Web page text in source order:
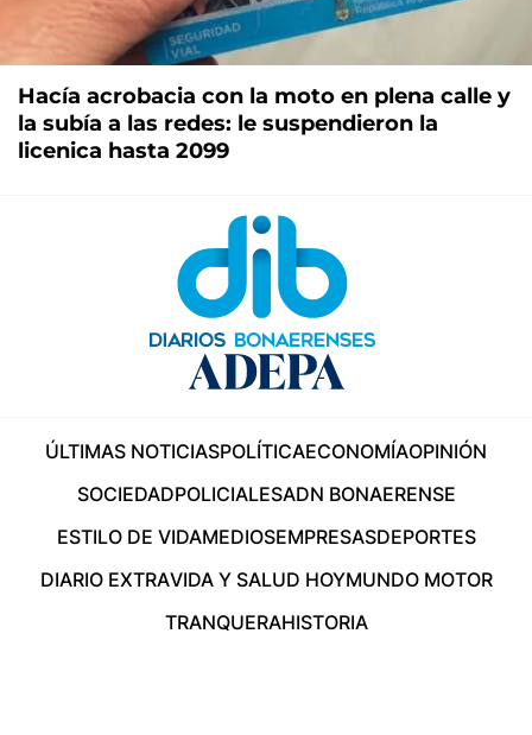
Hacía acrobacia con la moto en plena calle y
la subía a las redes: le suspendieron la
licenica hasta 2099
ÚLTIMAS NOTICIASPOLÍTICAECONOMÍAOPINIÓN
SOCIEDADPOLICIALESADN BONAERENSE
ESTILO DE VIDAMEDIOSEMPRESASDEPORTES
DIARIO EXTRAVIDA Y SALUD HOYMUNDO MOTOR
TRANQUERAHISTORIA